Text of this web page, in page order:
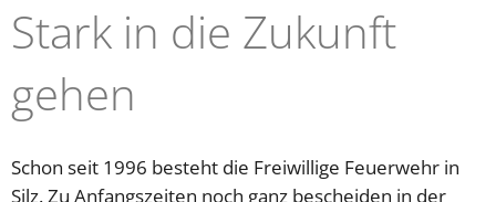
Stark in die Zukunft
gehen
Schon seit 1996 besteht die Freiwillige Feuerwehr in
Silz. Zu Anfangszeiten noch ganz bescheiden in der